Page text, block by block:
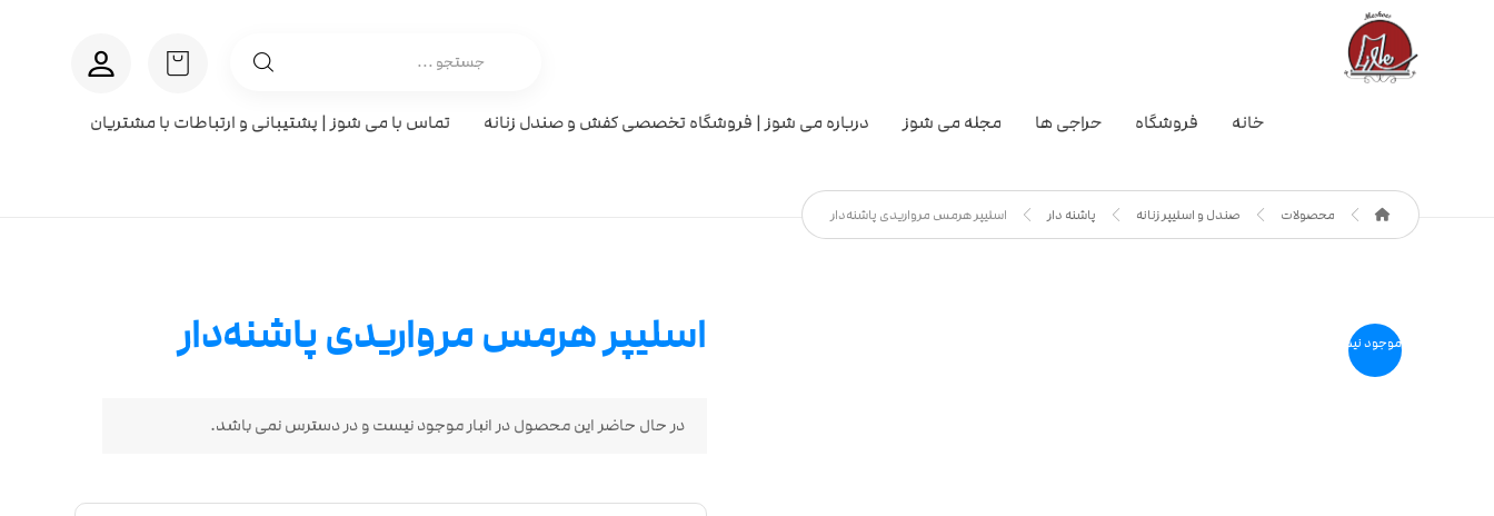
خانه فروشگاه حراجی ها مجله می شوز درباره می شوز | فروشگاه تخصصی کفش و صندل زنانه تماس با می شوز | پشتیبانی و ارتباطات با مشتریان
محصولات صندل و اسلیپر زنانه پاشنه دار اسلیپر هرمس مرواریدی پاشنه‌دار
موجود نیست اسلیپر هرمس مرواریدی پاشنه‌دار
در حال حاضر این محصول در انبار موجود نیست و در دسترس نمی باشد.